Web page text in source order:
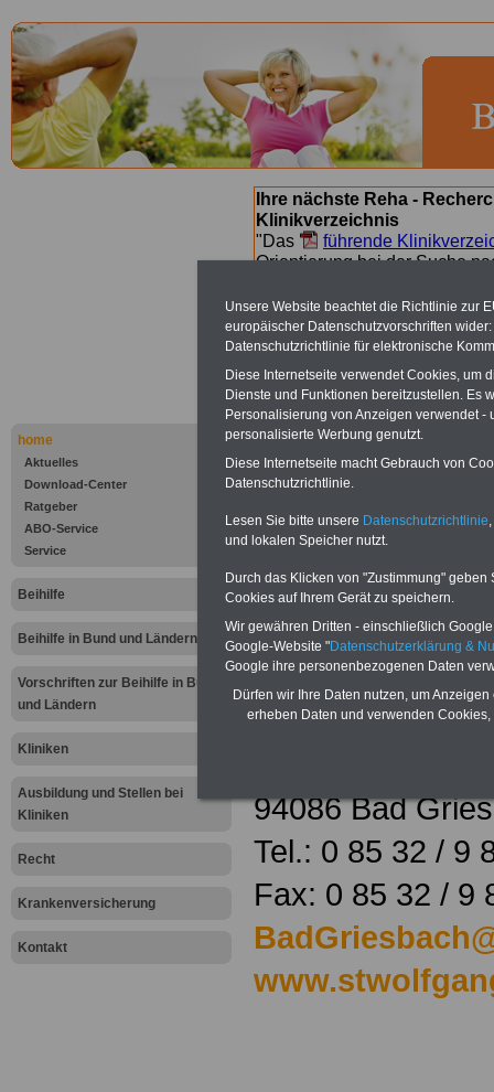
home
Aktuelles
Download-Center
Ratgeber
ABO-Service
Service
Beihilfe
Beihilfe in Bund und Ländern
Vorschriften zur Beihilfe in Bund
und Ländern
Kliniken
Ausbildung und Stellen bei
Kliniken
Recht
Krankenversicherung
Kontakt
Ihre nächste Reha -
Klinikverzeichnis
"Das
führende
Orientierung bei der Suche
suchen. Beamtinnen und
Angebote nach
Bad
Klinik Bad
Asklepios Klinik
GmbH & Cie.
OHG
94086 Bad
Tel.: 0 85 32 / 9
Fax: 0 85 32 / 9
Unsere Website beachtet die Richtlinie zur
europäischer Datenschutzvorschriften
Datenschutzrichtlinie für elektronische
Diese Internetseite verwendet Cookies, um
Dienste und Funktionen bereitzustellen. Es
Personalisierung von Anzeigen verwendet
personalisierte Werbung genutzt.
Diese Internetseite macht Gebrauch von
Datenschutzrichtlinie.
Lesen Sie bitte unsere Datenschutzrichtlinie
und lokalen Speicher nutzt.
Durch das Klicken von "Zustimmung"
Cookies auf Ihrem Gerät zu speichern.
Wir gewähren Dritten - einschließlich
Google-Website "Datenschutzerklärung &
Google ihre personenbezogenen Daten
Dürfen wir Ihre Daten nutzen, um
erheben Daten und verwenden